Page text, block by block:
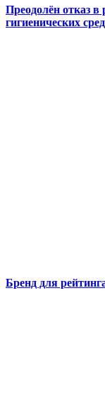
Преодолён отказ в
гигиенических
Бренд для